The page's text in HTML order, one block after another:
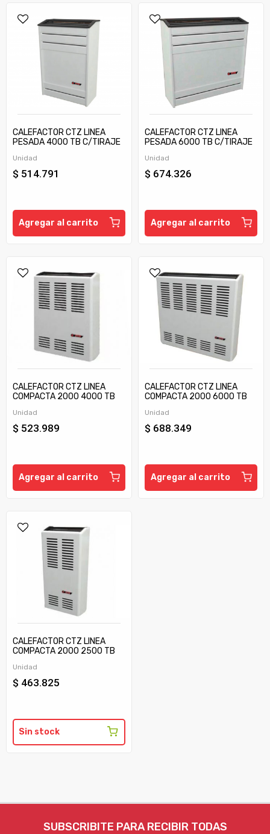
CALEFACTOR CTZ LINEA
PESADA 4000 TB C/TIRAJE
Unidad
$ 514.791
Agregar al carrito
CALEFACTOR CTZ LINEA
PESADA 6000 TB C/TIRAJE
Unidad
$ 674.326
Agregar al carrito
CALEFACTOR CTZ LINEA
COMPACTA 2000 4000 TB
Unidad
$ 523.989
Agregar al carrito
CALEFACTOR CTZ LINEA
COMPACTA 2000 6000 TB
Unidad
$ 688.349
Agregar al carrito
CALEFACTOR CTZ LINEA
COMPACTA 2000 2500 TB
Unidad
$ 463.825
Sin stock
SUBSCRIBITE PARA RECIBIR TODAS